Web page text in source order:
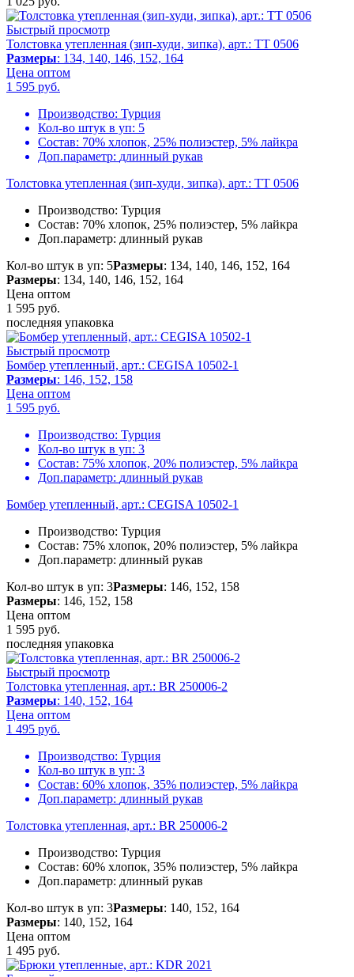
Быстрый просмотр
Толстовка утепленная (зип-худи, зипка), арт.: TT 0506
Размеры: 134, 140, 146, 152, 164
Цена оптом
1 595 руб.
Производство: Турция
Кол-во штук в уп: 5
Состав: 70% хлопок, 25% полиэстер, 5% лайкра
Доп.параметр: длинный рукав
Толстовка утепленная (зип-худи, зипка), арт.: TT 0506
Производство: Турция
Состав: 70% хлопок, 25% полиэстер, 5% лайкра
Доп.параметр: длинный рукав
Кол-во штук в уп: 5Размеры: 134, 140, 146, 152, 164
Размеры: 134, 140, 146, 152, 164
Цена оптом
1 595 руб.
последняя упаковка
Быстрый просмотр
Бомбер утепленный, арт.: CEGISA 10502-1
Размеры: 146, 152, 158
Цена оптом
1 595 руб.
Производство: Турция
Кол-во штук в уп: 3
Состав: 75% хлопок, 20% полиэстер, 5% лайкра
Доп.параметр: длинный рукав
Бомбер утепленный, арт.: CEGISA 10502-1
Производство: Турция
Состав: 75% хлопок, 20% полиэстер, 5% лайкра
Доп.параметр: длинный рукав
Кол-во штук в уп: 3Размеры: 146, 152, 158
Размеры: 146, 152, 158
Цена оптом
1 595 руб.
последняя упаковка
Быстрый просмотр
Толстовка утепленная, арт.: BR 250006-2
Размеры: 140, 152, 164
Цена оптом
1 495 руб.
Производство: Турция
Кол-во штук в уп: 3
Состав: 60% хлопок, 35% полиэстер, 5% лайкра
Доп.параметр: длинный рукав
Толстовка утепленная, арт.: BR 250006-2
Производство: Турция
Состав: 60% хлопок, 35% полиэстер, 5% лайкра
Доп.параметр: длинный рукав
Кол-во штук в уп: 3Размеры: 140, 152, 164
Размеры: 140, 152, 164
Цена оптом
1 495 руб.